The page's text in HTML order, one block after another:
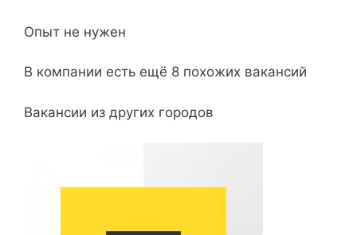
Опыт не нужен
В компании есть ещё 8 похожих вакансий
Вакансии из других городов